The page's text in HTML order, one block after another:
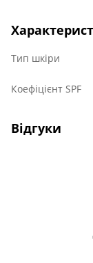
Тип шкіри
Коефіцієнт SPF
Відгуки